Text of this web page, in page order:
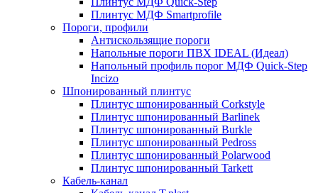
Плинтус МДФ Smartprofile
Пороги, профили
Антискользящие пороги
Напольные пороги ПВХ IDEAL (Идеал)
Напольный профиль порог МДФ Quick-Step
Incizo
Шпонированный плинтус
Плинтус шпонированный Corkstyle
Плинтус шпонированный Barlinek
Плинтус шпонированный Burkle
Плинтус шпонированный Pedross
Плинтус шпонированный Polarwood
Плинтус шпонированный Tarkett
Кабель-канал